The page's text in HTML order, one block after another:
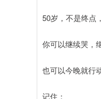
50岁，不是终点
你可以继续哭，
也可以今晚就行
记住：